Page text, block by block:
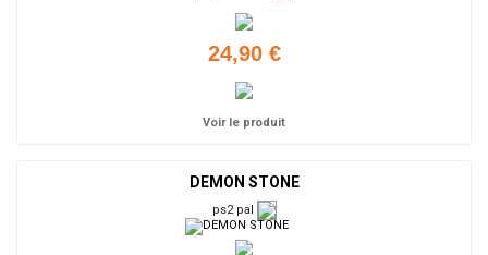
24,90 €
Voir le produit
DEMON STONE
ps2 pal